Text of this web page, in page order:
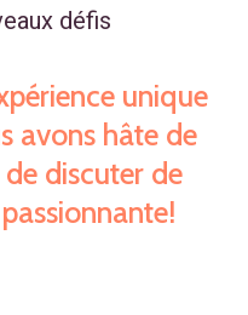
défis
unique
avons hâte de
discuter de